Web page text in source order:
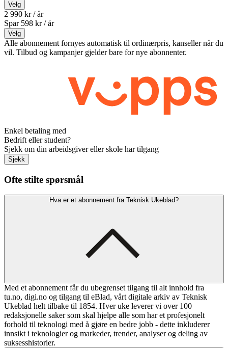
Velg
2 990 kr / år
Spar 598 kr /år
Velg
Alle abonnement fornyes automatisk til ordinærpris, kanseller når du
vil. Tilbud og kampanjer gjelder bare for nye abonnenter.
Enkel betaling med
Bedrift eller student?
Sjekk om din arbeidsgiver eller skole har tilgang
Sjekk
Ofte stilte spørsmål
Hva er et abonnement fra Teknisk Ukeblad?
Med et abonnement får du ubegrenset tilgang til alt innhold fra
tu.no, digi.no og tilgang til eBlad, vårt digitale arkiv av Teknisk
Ukeblad helt tilbake til 1854. Hver uke leverer vi over 100
redaksjonelle saker som skal hjelpe alle som har et profesjonelt
forhold til teknologi med å gjøre en bedre jobb - dette inkluderer
innsikt i teknologier og markeder, trender, analyser og deling av
suksesshistorier.